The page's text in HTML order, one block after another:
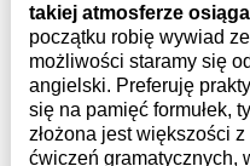
takiej atmosferze
początku robię wywiad
możliwości staramy się
angielski. Preferuję
się na pamięć formułek,
złożona jest większości
ćwiczeń gramatycznych,